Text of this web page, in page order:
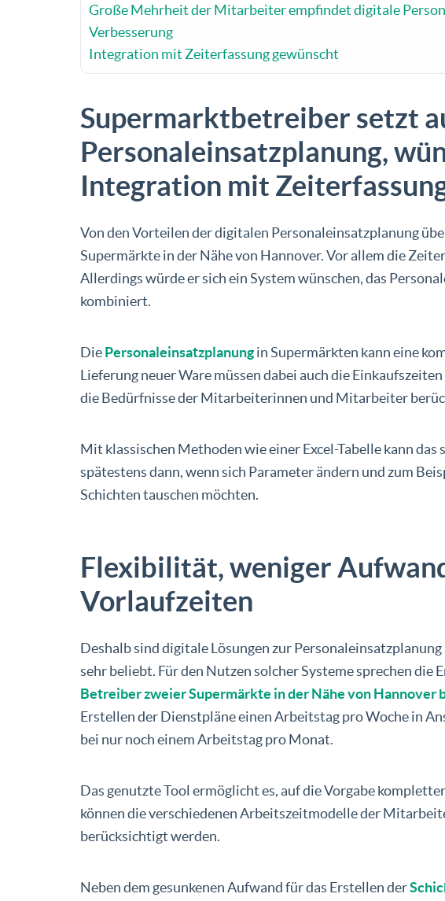
Große Mehrheit der Mitarbeiter empfindet digitale
Verbesserung
Integration mit Zeiterfassung gewünscht
Supermarktbetreiber setzt
Personaleinsatzplanung,
Integration mit
Von den Vorteilen der digitalen Personaleinsatzplanung
Supermärkte in der Nähe von Hannover. Vor allem die
Allerdings würde er sich ein System wünschen, das
kombiniert.
DiePersonaleinsatzplanungin Supermärkten kann eine
Lieferung neuer Ware müssen dabei auch die
die Bedürfnisse der Mitarbeiterinnen und Mitarbeiter
Mit klassischen Methoden wie einer Excel-Tabelle kann das
spätestens dann, wenn sich Parameter ändern und zum
Schichten tauschen möchten.
Flexibilität, weniger
Vorlaufzeiten
Deshalb sind digitale Lösungen zur
sehr beliebt. Für den Nutzen solcher Systeme sprechen die
Betreiber zweier Supermärkte in der Nähe von Hannover
Erstellen der Dienstpläne einen Arbeitstag pro Woche in
bei nur noch einem Arbeitstag pro Monat.
Das genutzte Tool ermöglicht es, auf die Vorgabe
können die verschiedenen Arbeitszeitmodelle der
berücksichtigt werden.
Neben dem gesunkenen Aufwand für das Erstellen der